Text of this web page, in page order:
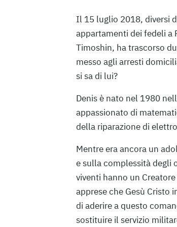
Il 15 luglio 2018, diversi
appartamenti dei fedeli a
Timoshin, ha trascorso
messo agli arresti
si sa di lui?
Denis è nato nel 1980
appassionato di
della riparazione di
Mentre era ancora un
e sulla complessità degli
viventi hanno un
apprese che Gesù Cristo
di aderire a questo
sostituire il servizio